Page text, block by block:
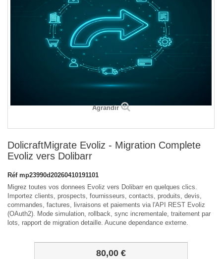
Agrandir
DolicraftMigrate Evoliz - Migration Complete
Evoliz vers Dolibarr
Réf mp23990d20260410191101
Migrez toutes vos donnees Evoliz vers Dolibarr en quelques clics.
Importez clients, prospects, fournisseurs, contacts, produits, devis,
commandes, factures, livraisons et paiements via l'API REST Evoliz
(OAuth2). Mode simulation, rollback, sync incrementale, traitement par
lots, rapport de migration detaille. Aucune dependance externe.
80,00 €